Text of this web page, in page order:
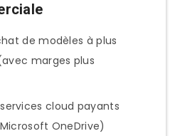
de modèles à plus
marges plus
cloud payants
OneDrive)